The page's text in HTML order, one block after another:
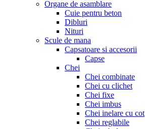
Organe de asamblare
Cuie pentru beton
Dibluri
Nituri
Scule de mana
Capsatoare si accesorii
Capse
Chei
Chei combinate
Chei cu clichet
Chei fixe
Chei imbus
Chei inelare cu cot
Chei reglabile